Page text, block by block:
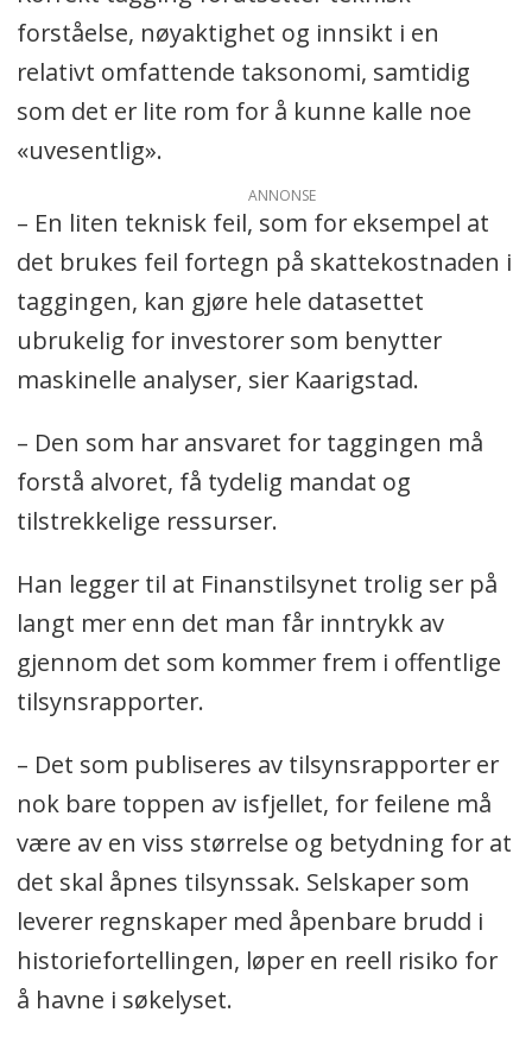
forståelse, nøyaktighet og innsikt i en
relativt omfattende taksonomi, samtidig
som det er lite rom for å kunne kalle noe
«uvesentlig».
ANNONSE
– En liten teknisk feil, som for eksempel at
det brukes feil fortegn på skattekostnaden i
taggingen, kan gjøre hele datasettet
ubrukelig for investorer som benytter
maskinelle analyser, sier Kaarigstad.
– Den som har ansvaret for taggingen må
forstå alvoret, få tydelig mandat og
tilstrekkelige ressurser.
Han legger til at Finanstilsynet trolig ser på
langt mer enn det man får inntrykk av
gjennom det som kommer frem i offentlige
tilsynsrapporter.
– Det som publiseres av tilsynsrapporter er
nok bare toppen av isfjellet, for feilene må
være av en viss størrelse og betydning for at
det skal åpnes tilsynssak. Selskaper som
leverer regnskaper med åpenbare brudd i
historiefortellingen, løper en reell risiko for
å havne i søkelyset.